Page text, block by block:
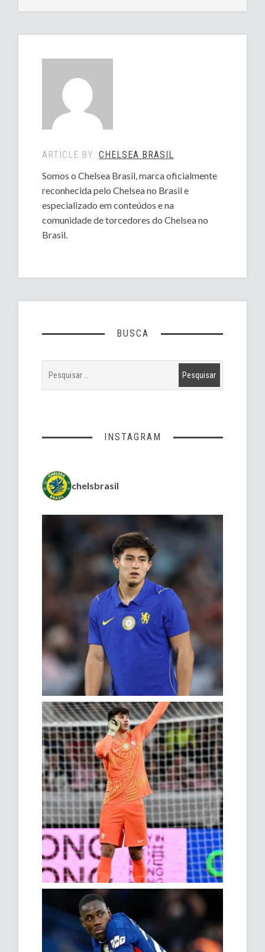
ARTICLE BY:CHELSEA BRASIL
Somos o Chelsea Brasil, marca oficialmente
reconhecida pelo Chelsea no Brasil e
especializado em conteúdos e na
comunidade de torcedores do Chelsea no
Brasil.
BUSCA
INSTAGRAM
chelsbrasil